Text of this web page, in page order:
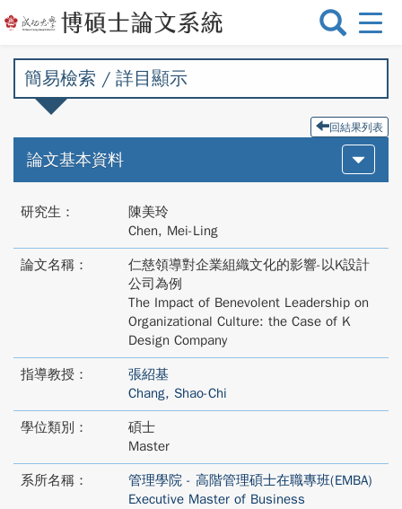
選
切
簡易檢索 / 詳目顯示
回結果列表
論文基本資料
研究生：
陳美玲
Chen, Mei-Ling
論文名稱：
仁慈領導對企業組織文化的影響-以K設計
公司為例
The Impact of Benevolent Leadership on
Organizational Culture: the Case of K
Design Company
指導教授：
張紹基
Chang, Shao-Chi
學位類別：
碩士
Master
系所名稱：
管理學院 - 高階管理碩士在職專班(EMBA)
Executive Master of Business